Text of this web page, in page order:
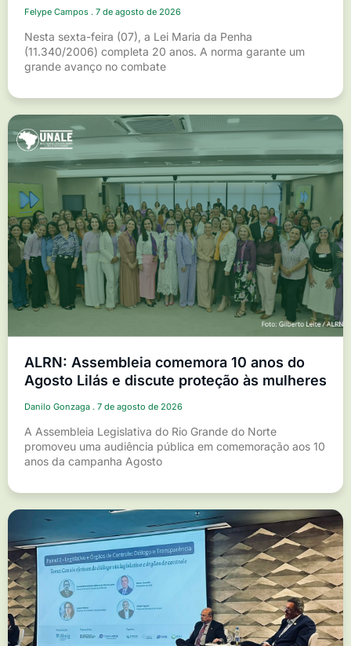
Felype Campos 7 de agosto de 2026
Nesta sexta-feira (07), a Lei Maria da Penha
(11.340/2006) completa 20 anos. A norma garante um
grande avanço no combate
ALRN: Assembleia comemora 10 anos do
Agosto Lilás e discute proteção às mulheres
Danilo Gonzaga 7 de agosto de 2026
A Assembleia Legislativa do Rio Grande do Norte
promoveu uma audiência pública em comemoração aos 10
anos da campanha Agosto